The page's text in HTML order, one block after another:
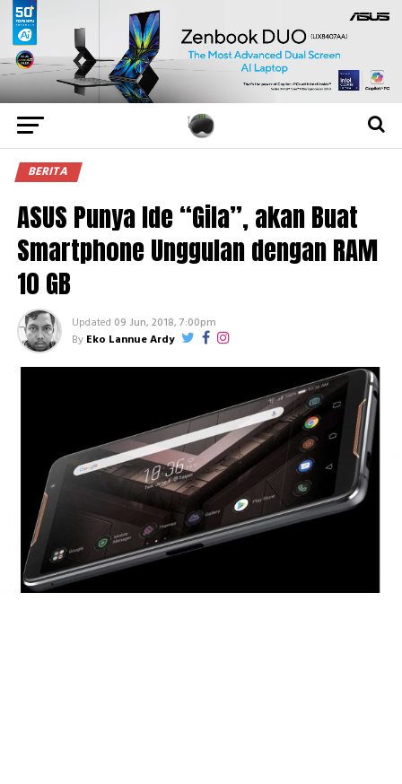
BERITA
ASUS Punya Ide “Gila”, akan Buat
Smartphone Unggulan dengan RAM
10 GB
Updated 09 Jun, 2018, 7:00pm
By Eko Lannue Ardy